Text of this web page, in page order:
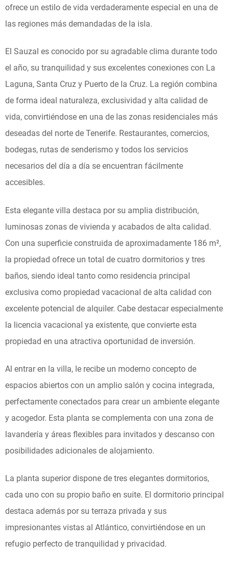
ofrece un estilo de vida verdaderamente especial en una de
las regiones más demandadas de la isla.
El Sauzal es conocido por su agradable clima durante todo
el año, su tranquilidad y sus excelentes conexiones con La
Laguna, Santa Cruz y Puerto de la Cruz. La región combina
de forma ideal naturaleza, exclusividad y alta calidad de
vida, convirtiéndose en una de las zonas residenciales más
deseadas del norte de Tenerife. Restaurantes, comercios,
bodegas, rutas de senderismo y todos los servicios
necesarios del día a día se encuentran fácilmente
accesibles.
Esta elegante villa destaca por su amplia distribución,
luminosas zonas de vivienda y acabados de alta calidad.
Con una superficie construida de aproximadamente 186 m²,
la propiedad ofrece un total de cuatro dormitorios y tres
baños, siendo ideal tanto como residencia principal
exclusiva como propiedad vacacional de alta calidad con
excelente potencial de alquiler. Cabe destacar especialmente
la licencia vacacional ya existente, que convierte esta
propiedad en una atractiva oportunidad de inversión.
Al entrar en la villa, le recibe un moderno concepto de
espacios abiertos con un amplio salón y cocina integrada,
perfectamente conectados para crear un ambiente elegante
y acogedor. Esta planta se complementa con una zona de
lavandería y áreas flexibles para invitados y descanso con
posibilidades adicionales de alojamiento.
La planta superior dispone de tres elegantes dormitorios,
cada uno con su propio baño en suite. El dormitorio principal
destaca además por su terraza privada y sus
impresionantes vistas al Atlántico, convirtiéndose en un
refugio perfecto de tranquilidad y privacidad.